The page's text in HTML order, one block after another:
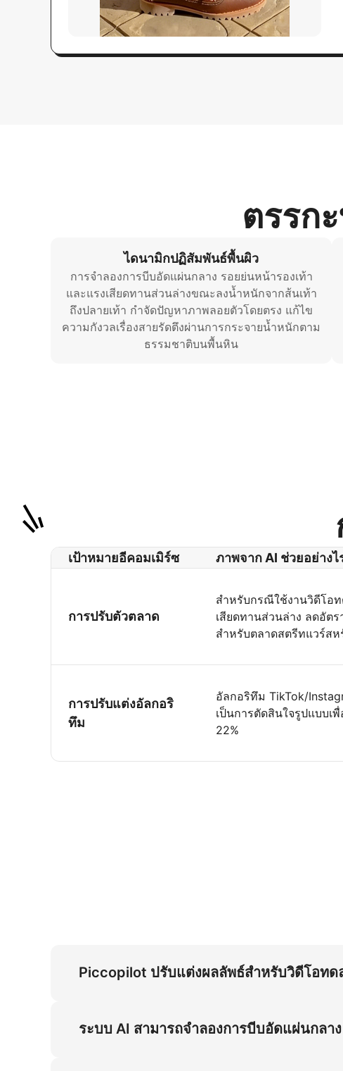
ตรรก
ไดนามิกปฏิสัมพันธ์พื้นผิว
การจำลองการบีบอัดแผ่นกลาง รอยย่นหน้ารองเท้า
และแรงเสียดทานส่วนล่างขณะลงน้ำหนักจากส้นเท้า
ถึงปลายเท้า กำจัดปัญหาภาพลอยตัวโดยตรง แก้ไข
ความกังวลเรื่องสายรัดตึงผ่านการกระจายน้ำหนักตาม
ธรรมชาติบนพื้นหิน
เป้าหมายอีคอมเมิร์ซ ภาพจาก AI ช่วยอย่างไ
การปรับตัวตลาด
สำหรับกรณีใช้งานวิดีโอท
เสียดทานส่วนล่าง ลดอัต
สำหรับตลาดสตรีทแวร์สห
การปรับแต่งอัลกอริ
ทึม
อัลกอริทึม TikTok/
เป็นการตัดสินใจรูปแบบเ
22%
Piccopilot ปรับแต่งผลลัพธ์สำหรับวิดีโอทด
สหรัฐฯ
ระบบ AI สามารถจำลองการบีบอัดแผ่นกล